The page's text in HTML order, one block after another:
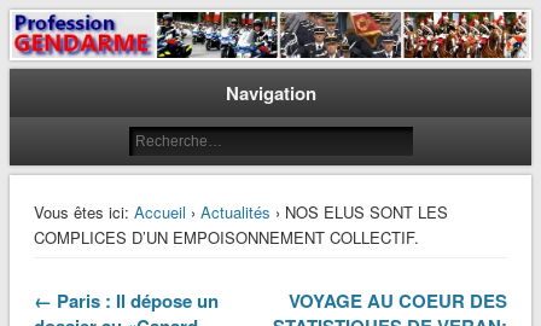
Profession Gendarme
Le journal des gendarmes
Navigation
Vous êtes ici: Accueil › Actualités › NOS ELUS SONT LES
COMPLICES D’UN EMPOISONNEMENT COLLECTIF.
← Paris : Il dépose un
VOYAGE AU COEUR DES